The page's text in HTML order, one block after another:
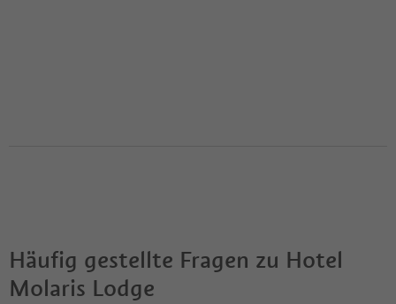
Häufig gestellte Fragen zu Hotel
Molaris Lodge